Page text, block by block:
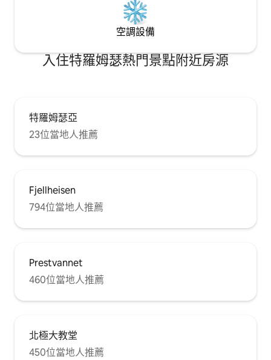
空調設備
入住特羅姆瑟熱門景點附近房源
特羅姆瑟亞
23位當地人推薦
Fjellheisen
794位當地人推薦
Prestvannet
460位當地人推薦
北極大教堂
450位當地人推薦